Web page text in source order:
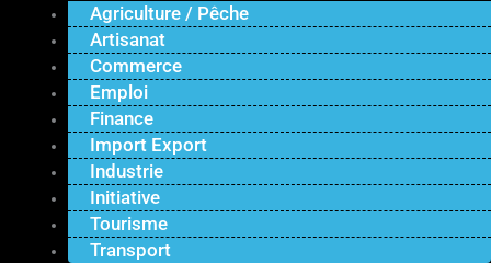
Agriculture / Pêche
Artisanat
Commerce
Emploi
Finance
Import Export
Industrie
Initiative
Tourisme
Transport